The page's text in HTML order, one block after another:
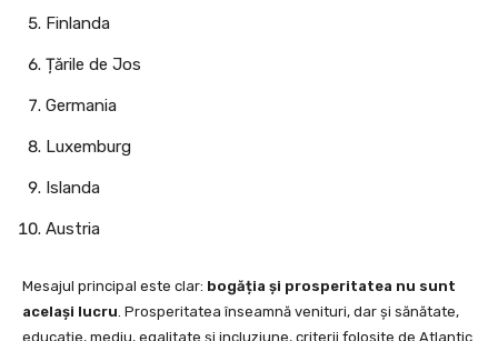
Finlanda
Țările de Jos
Germania
Luxemburg
Islanda
Austria
Mesajul principal este clar: bogăția și prosperitatea nu sunt
același lucru. Prosperitatea înseamnă venituri, dar și sănătate,
educație, mediu, egalitate și incluziune, criterii folosite de Atlantic